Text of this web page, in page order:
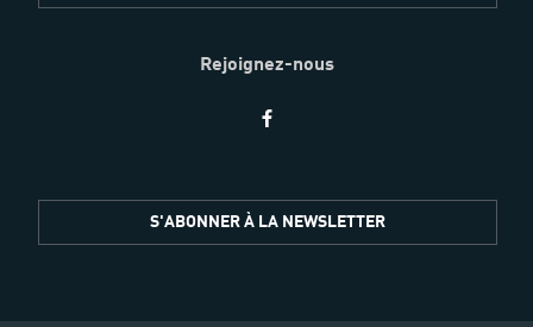
Rejoignez-nous
informés
S'ABONNER À LA NEWSLETTER